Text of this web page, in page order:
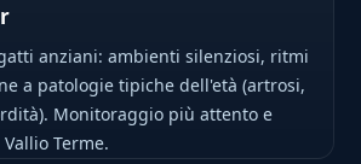
anziani: ambienti silenziosi, ritmi
a patologie tipiche dell'età (artrosi,
Monitoraggio più attento e
Terme.